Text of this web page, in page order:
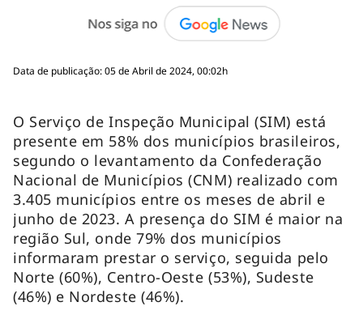
Data de publicação: 05 de Abril de 2024, 00:02h
O Serviço de Inspeção Municipal (SIM) está
presente em 58% dos municípios brasileiros,
segundo o levantamento da Confederação
Nacional de Municípios (CNM) realizado com
3.405 municípios entre os meses de abril e
junho de 2023. A presença do SIM é maior na
região Sul, onde 79% dos municípios
informaram prestar o serviço, seguida pelo
Norte (60%), Centro-Oeste (53%), Sudeste
(46%) e Nordeste (46%).